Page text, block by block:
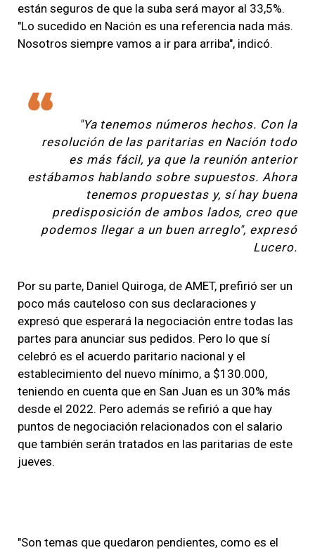
están seguros de que la suba será mayor al 33,5%.
"Lo sucedido en Nación es una referencia nada más.
Nosotros siempre vamos a ir para arriba", indicó.
"Ya tenemos números hechos. Con la
resolución de las paritarias en Nación todo
es más fácil, ya que la reunión anterior
estábamos hablando sobre supuestos. Ahora
tenemos propuestas y, sí hay buena
predisposición de ambos lados, creo que
podemos llegar a un buen arreglo", expresó
Lucero.
Por su parte, Daniel Quiroga, de AMET, prefirió ser un
poco más cauteloso con sus declaraciones y
expresó que esperará la negociación entre todas las
partes para anunciar sus pedidos. Pero lo que sí
celebró es el acuerdo paritario nacional y el
establecimiento del nuevo mínimo, a $130.000,
teniendo en cuenta que en San Juan es un 30% más
desde el 2022. Pero además se refirió a que hay
puntos de negociación relacionados con el salario
que también serán tratados en las paritarias de este
jueves.
"Son temas que quedaron pendientes, como es el